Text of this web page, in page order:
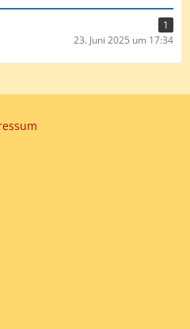
1
23. Juni 2025 um 17:34